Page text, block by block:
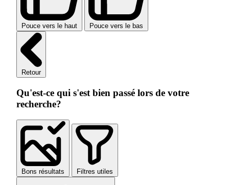
Pouce vers le haut Pouce vers le bas
Retour
Qu'est-ce qui s'est bien passé lors de votre
recherche?
Bons résultats Filtres utiles